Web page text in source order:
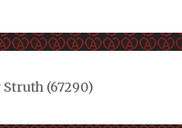
(67290)